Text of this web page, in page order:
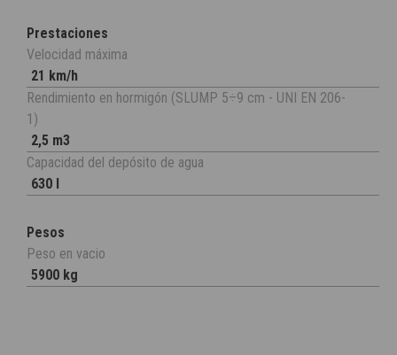
Prestaciones
Velocidad máxima
21 km/h
Rendimiento en hormigón (SLUMP 5÷9 cm - UNI EN 206-
1)
2,5 m3
Capacidad del depósito de agua
630 l
Pesos
Peso en vacio
5900 kg